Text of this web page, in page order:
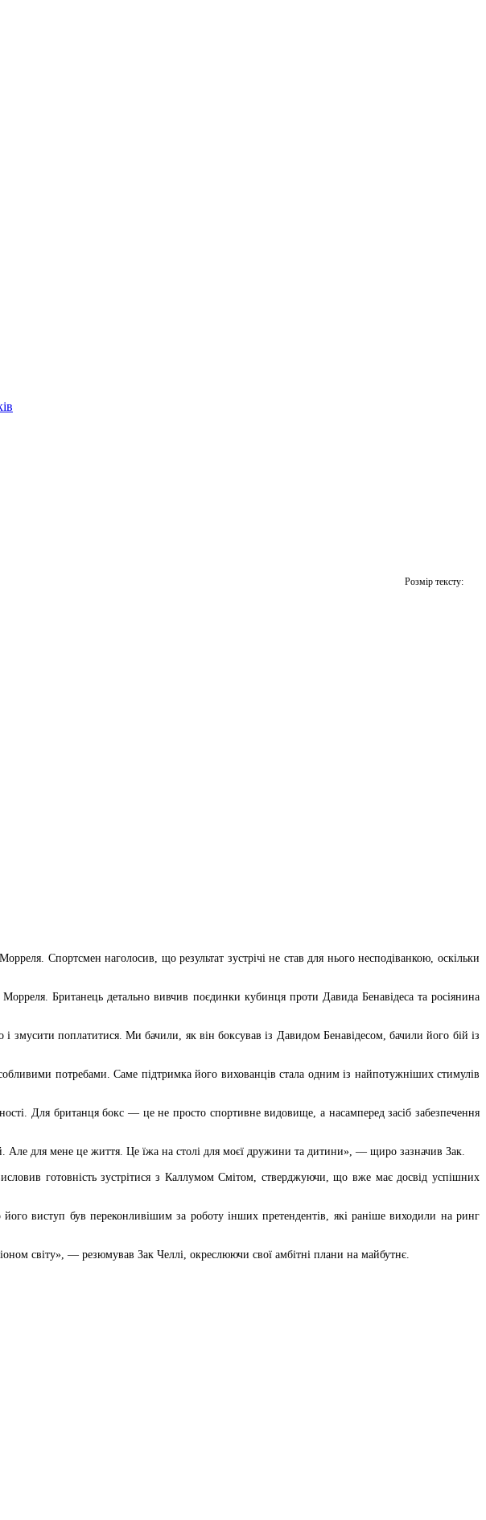
Розмір тексту:
Спортсмен наголосив, що результат зустрічі не став для нього несподіванкою, оскільки
Британець детально вивчив поєдинки кубинця проти Давида Бенавідеса та росіянина
поплатитися. Ми бачили, як він боксував із Давидом Бенавідесом, бачили його бій із
потребами. Саме підтримка його вихованців стала одним із найпотужніших стимулів
Для британця бокс — це не просто спортивне видовище, а насамперед засіб забезпечення
для мене це життя. Це їжа на столі для моєї дружини та дитини», — щиро зазначив Зак.
готовність зустрітися з Каллумом Смітом, стверджуючи, що вже має досвід успішних
виступ був переконливішим за роботу інших претендентів, які раніше виходили на ринг
світу», — резюмував Зак Челлі, окреслюючи свої амбітні плани на майбутнє.